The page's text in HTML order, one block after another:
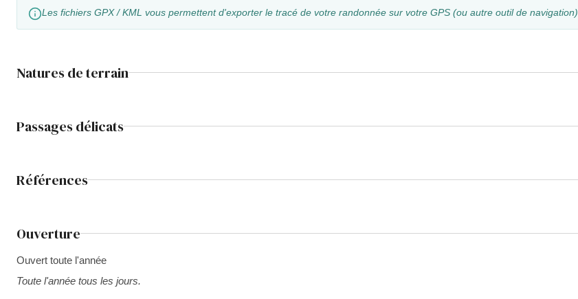
Les fichiers GPX / KML vous permettent d'exporter le tracé de votre randonnée sur votre GPS (ou autre outil de navigation)
Natures de terrain
Passages délicats
Références
Ouverture
Ouvert toute l'année
Toute l'année tous les jours.